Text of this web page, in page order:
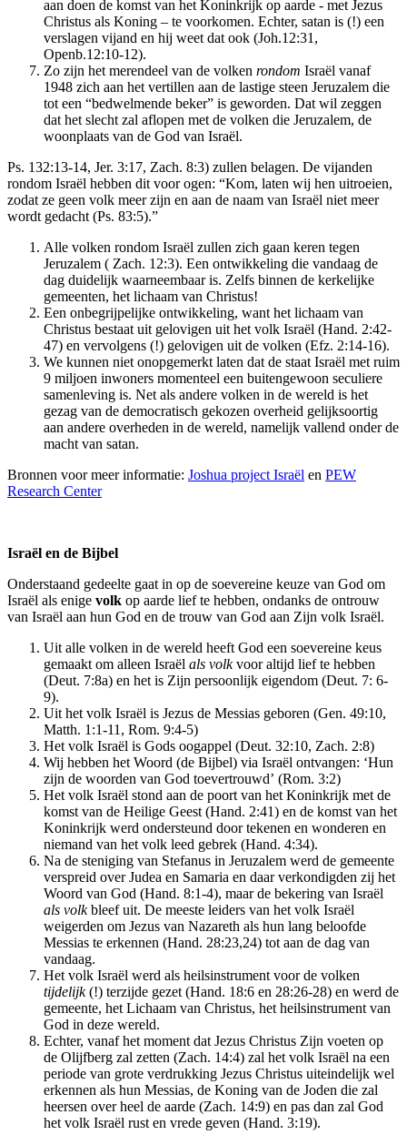
aan doen de komst van het Koninkrijk op aarde - met Jezus
Christus als Koning – te voorkomen. Echter, satan is (!) een
verslagen vijand en hij weet dat ook (Joh.12:31,
Openb.12:10-12).
Zo zijn het merendeel van de volken rondom Israël vanaf
1948 zich aan het vertillen aan de lastige steen Jeruzalem die
tot een “bedwelmende beker” is geworden. Dat wil zeggen
dat het slecht zal aflopen met de volken die Jeruzalem, de
woonplaats van de God van Israël.
Ps. 132:13-14, Jer. 3:17, Zach. 8:3) zullen belagen. De vijanden
rondom Israël hebben dit voor ogen: “Kom, laten wij hen uitroeien,
zodat ze geen volk meer zijn en aan de naam van Israël niet meer
wordt gedacht (Ps. 83:5).”
Alle volken rondom Israël zullen zich gaan keren tegen
Jeruzalem ( Zach. 12:3). Een ontwikkeling die vandaag de
dag duidelijk waarneembaar is. Zelfs binnen de kerkelijke
gemeenten, het lichaam van Christus!
Een onbegrijpelijke ontwikkeling, want het lichaam van
Christus bestaat uit gelovigen uit het volk Israël (Hand. 2:42-
47) en vervolgens (!) gelovigen uit de volken (Efz. 2:14-16).
We kunnen niet onopgemerkt laten dat de staat Israël met ruim
9 miljoen inwoners momenteel een buitengewoon seculiere
samenleving is. Net als andere volken in de wereld is het
gezag van de democratisch gekozen overheid gelijksoortig
aan andere overheden in de wereld, namelijk vallend onder de
macht van satan.
Bronnen voor meer informatie: Joshua project Israël en PEW
Research Center
Israël en de Bijbel
Onderstaand gedeelte gaat in op de soevereine keuze van God om
Israël als enige volk op aarde lief te hebben, ondanks de ontrouw
van Israël aan hun God en de trouw van God aan Zijn volk Israël.
Uit alle volken in de wereld heeft God een soevereine keus
gemaakt om alleen Israël als volkvoor altijd lief te hebben
(Deut. 7:8a) en het is Zijn persoonlijk eigendom (Deut. 7: 6-
9).
Uit het volk Israël is Jezus de Messias geboren (Gen. 49:10,
Matth. 1:1-11, Rom. 9:4-5)
Het volk Israël is Gods oogappel (Deut. 32:10, Zach. 2:8)
Wij hebben het Woord (de Bijbel) via Israël ontvangen: ‘Hun
zijn de woorden van God toevertrouwd’ (Rom. 3:2)
Het volk Israël stond aan de poort van het Koninkrijk met de
komst van de Heilige Geest (Hand. 2:41) en de komst van het
Koninkrijk werd ondersteund door tekenen en wonderen en
niemand van het volk leed gebrek (Hand. 4:34).
Na de steniging van Stefanus in Jeruzalem werd de gemeente
verspreid over Judea en Samaria en daar verkondigden zij het
Woord van God (Hand. 8:1-4), maar de bekering van Israël
als volkbleef uit. De meeste leiders van het volk Israël
weigerden om Jezus van Nazareth als hun lang beloofde
Messias te erkennen (Hand. 28:23,24) tot aan de dag van
vandaag.
Het volk Israël werd als heilsinstrument voor de volken
tijdelijk(!) terzijde gezet (Hand. 18:6 en 28:26-28) en werd de
gemeente, het Lichaam van Christus, het heilsinstrument van
God in deze wereld.
Echter, vanaf het moment dat Jezus Christus Zijn voeten op
de Olijfberg zal zetten (Zach. 14:4) zal het volk Israël na een
periode van grote verdrukking Jezus Christus uiteindelijk wel
erkennen als hun Messias, de Koning van de Joden die zal
heersen over heel de aarde (Zach. 14:9) en pas dan zal God
het volk Israël rust en vrede geven (Hand. 3:19).